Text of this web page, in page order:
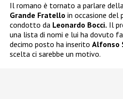
Il romano è tornato a parlare
Grande Fratello in occasione del
condotto da Leonardo Bocci. Il
una lista di nomi e lui ha dovuto
decimo posto ha inserito Alfonso
scelta ci sarebbe un motivo.